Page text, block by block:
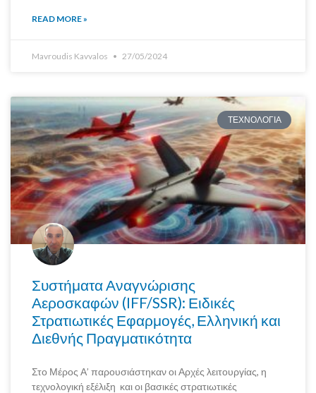
READ MORE »
Mavroudis Kavvalos 27/05/2024
ΤΕΧΝΟΛΟΓΙΑ
Συστήματα Αναγνώρισης
Αεροσκαφών (IFF/SSR): Ειδικές
Στρατιωτικές Εφαρμογές, Ελληνική και
Διεθνής Πραγματικότητα
Στο Μέρος Α’ παρουσιάστηκαν οι Αρχές λειτουργίας, η
τεχνολογική εξέλιξη και οι βασικές στρατιωτικές